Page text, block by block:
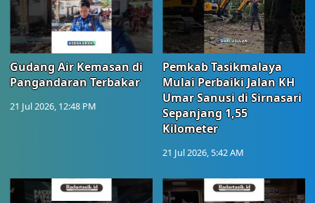
Gudang Air Kemasan di
Pangandaran Terbakar
21 Jul 2026, 12:48 PM
Pemkab Tasikmalaya
Mulai Perbaiki Jalan KH
Umar Sanusi di Sirnasari
Sepanjang 1,55
Kilometer
21 Jul 2026, 5:42 AM